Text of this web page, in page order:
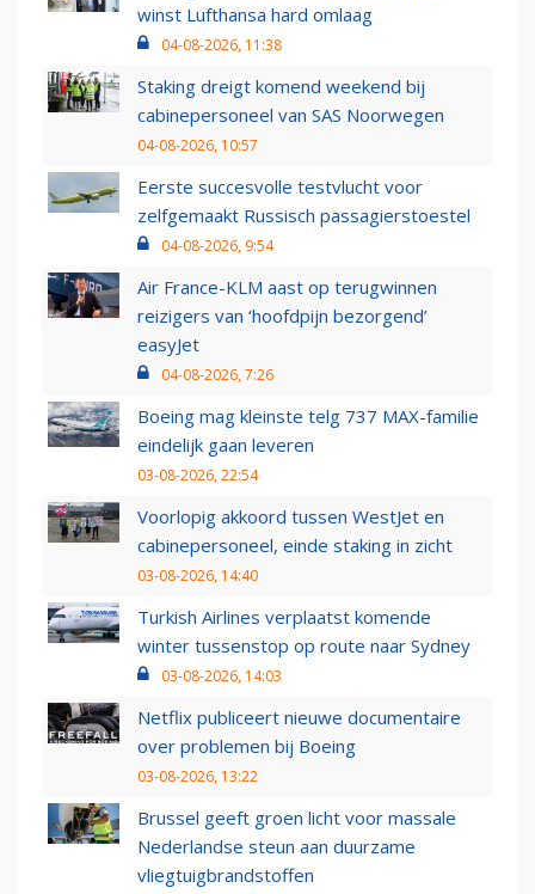
winst Lufthansa hard omlaag
04-08-2026, 11:38
Staking dreigt komend weekend bij
cabinepersoneel van SAS Noorwegen
04-08-2026, 10:57
Eerste succesvolle testvlucht voor
zelfgemaakt Russisch passagierstoestel
04-08-2026, 9:54
Air France-KLM aast op terugwinnen
reizigers van ‘hoofdpijn bezorgend’
easyJet
04-08-2026, 7:26
Boeing mag kleinste telg 737 MAX-familie
eindelijk gaan leveren
03-08-2026, 22:54
Voorlopig akkoord tussen WestJet en
cabinepersoneel, einde staking in zicht
03-08-2026, 14:40
Turkish Airlines verplaatst komende
winter tussenstop op route naar Sydney
03-08-2026, 14:03
Netflix publiceert nieuwe documentaire
over problemen bij Boeing
03-08-2026, 13:22
Brussel geeft groen licht voor massale
Nederlandse steun aan duurzame
vliegtuigbrandstoffen